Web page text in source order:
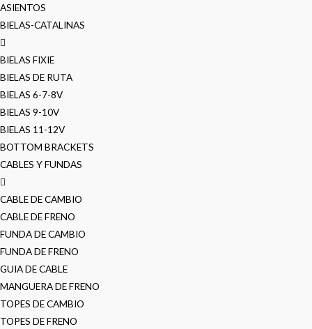
ASIENTOS
BIELAS-CATALINAS
BIELAS FIXIE
BIELAS DE RUTA
BIELAS 6-7-8V
BIELAS 9-10V
BIELAS 11-12V
BOTTOM BRACKETS
CABLES Y FUNDAS
CABLE DE CAMBIO
CABLE DE FRENO
FUNDA DE CAMBIO
FUNDA DE FRENO
GUIA DE CABLE
MANGUERA DE FRENO
TOPES DE CAMBIO
TOPES DE FRENO